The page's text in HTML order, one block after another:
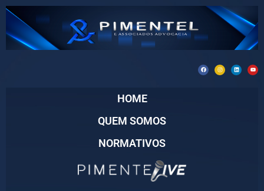
HOME
QUEM SOMOS
NORMATIVOS